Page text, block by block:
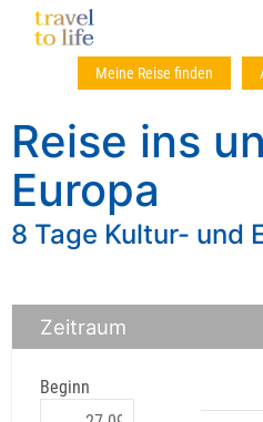
Meine Reise finden
Reise ins
Europa
8 Tage Kultur- und
Zeitraum
Beginn